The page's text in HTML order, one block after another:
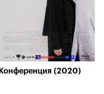
Конференция (2020)